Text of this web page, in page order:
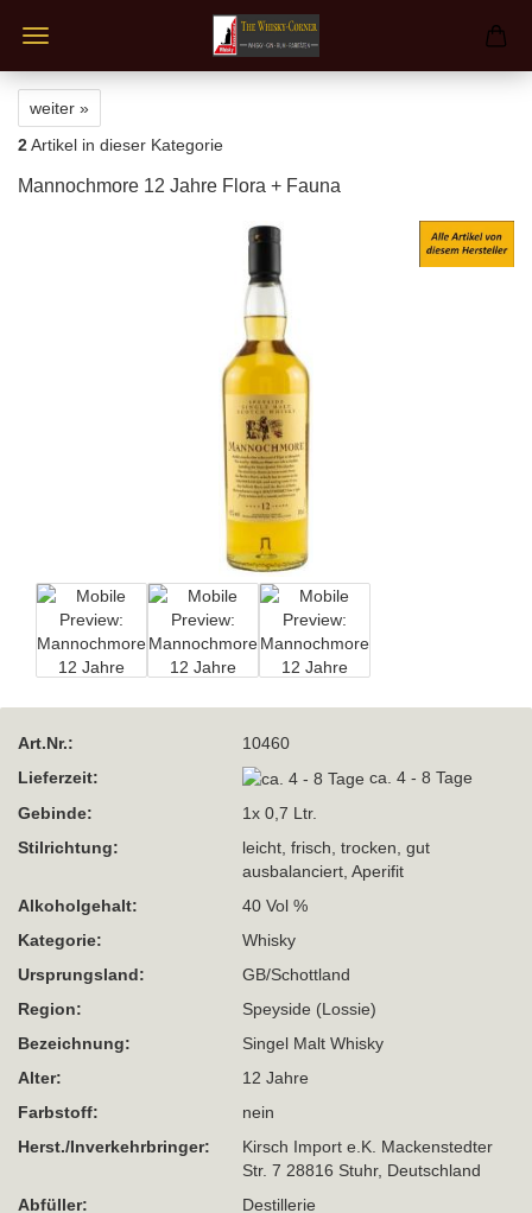
weiter »
2Artikel in dieser Kategorie
Mannochmore 12 Jahre Flora + Fauna
Art.Nr.:
10460
Lieferzeit:
ca. 4 - 8 Tage
Gebinde:
1x 0,7 Ltr.
Stilrichtung:
leicht, frisch, trocken, gut
ausbalanciert, Aperifit
Alkoholgehalt:
40 Vol %
Kategorie:
Whisky
Ursprungsland:
GB/Schottland
Region:
Speyside (Lossie)
Bezeichnung:
Singel Malt Whisky
Alter:
12 Jahre
Farbstoff:
nein
Herst./Inverkehrbringer:
Kirsch Import e.K. Mackenstedter
Str. 7 28816 Stuhr, Deutschland
Abfüller:
Destillerie